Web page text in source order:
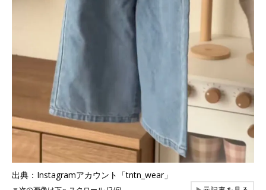
出典：Instagramアカウント「tntn_wear」